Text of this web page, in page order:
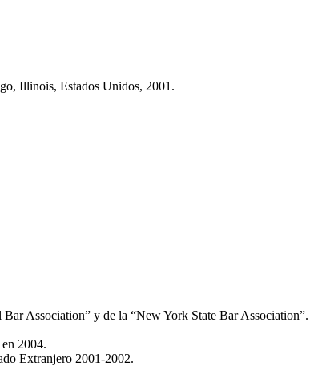
Illinois, Estados Unidos, 2001.
Association” y de la “New York State Bar Association”.
2004.
Extranjero 2001-2002.